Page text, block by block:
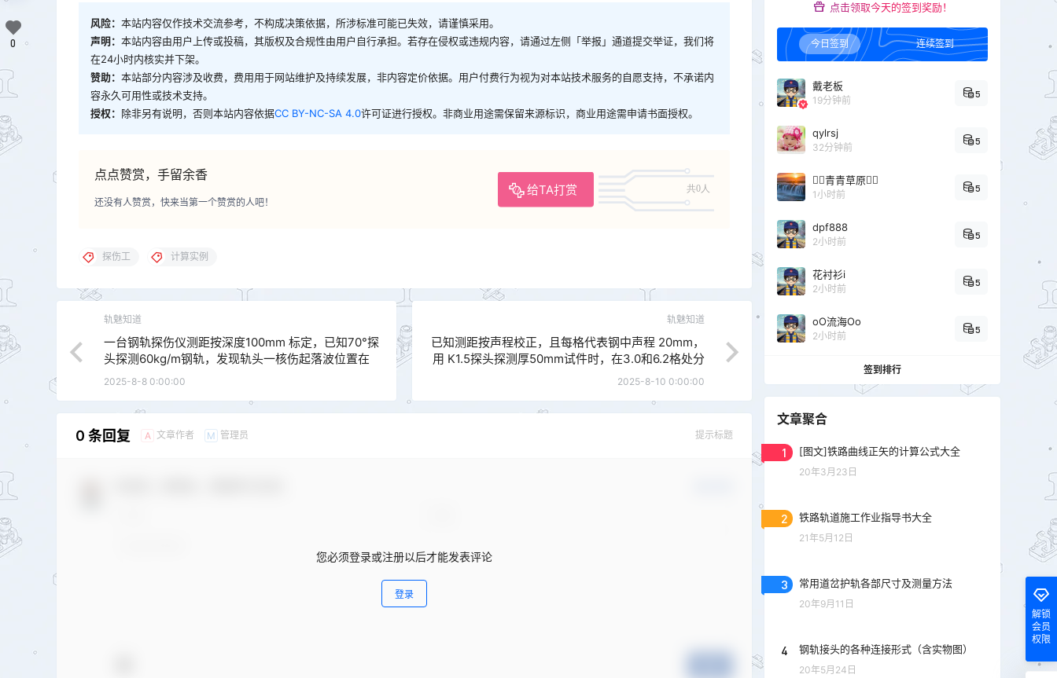
风险： 本站内容仅作技术交流参考，不构成决策依据，所涉标准可能已失效，请谨慎采用。
声明： 本站内容由用户上传或投稿，其版权及合规性由用户自行承担。若存在侵权或违规内容，请通过左侧「举报」通道提交举证，我们将
在24小时内核实并下架。
赞助： 本站部分内容涉及收费，费用用于网站维护及持续发展，非内容定价依据。用户付费行为视为对本站技术服务的自愿支持，不承诺内
容永久可用性或技术支持。
授权： 除非另有说明，否则本站内容依据CC BY-NC-SA 4.0许可证进行授权。非商业用途需保留来源标识，商业用途需申请书面授权。
点点赞赏，手留余香
给TA打赏 共0人
还没有人赞赏，快来当第一个赞赏的人吧！
0
探伤工 计算实例
轨魅知道
一台钢轨探伤仪测距按深度100mm 标定，已知70°探
头探测60kg/m钢轨，发现轨头一核伤起落波位置在
3.4～1.2刻度，求缺陷的深度h1、高度h2和探头入射
2025-8-8 0:00:00
轨魅知道
已知测距按声程校正，且每格代表钢中声程 20mm，
用 K1.5探头探测厚50mm试件时，在3.0和6.2格处分
别发现一缺陷，求缺陷的位置。
2025-8-10 0:00:00
0 条回复 A 文章作者 M 管理员 提示标题
您必须登录或注册以后才能发表评论
登录
点击领取今天的签到奖励！
今日签到 连续签到
戴老板
19分钟前
5
qylrsj
32分钟前
5
青青草原
1小时前
5
dpf888
2小时前
5
花衬衫i
2小时前
5
oO流海Oo
2小时前
5
签到排行
文章聚合
1 [图文]铁路曲线正矢的计算公式大全
20年3月23日
2 铁路轨道施工作业指导书大全
21年5月12日
3 常用道岔护轨各部尺寸及测量方法
20年9月11日
4 钢轨接头的各种连接形式（含实物图）
20年5月24日
解锁
会员
权限